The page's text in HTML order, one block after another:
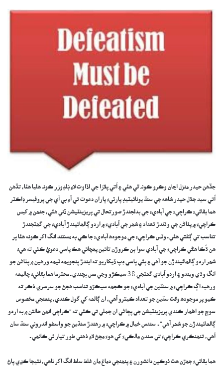
جڏھن حيدر منزل اڃان وڪرو ڪونہ ٿي ھئي ۽ اُتي پلازا جي اڏاوت لاءِ بُلڊوزر ڪونہ ھليا ھئا، تڏھن
اُتي سيد جلال حيدر شاھه جي سنڌ يونائيٽيڊ پارٽيءَ پاران دعوت تي آءِ بي اَي جي پروفيسر ڊاڪٽر
ھما بقائيءَ ڪراچيءَ جي آباديءَ جي بدلجندڙ صورتحال تي پريزينٽيشن ڏني ھئي، جنھن ۾ کيس
ڪراچيءَ ۾ پٺاڻن جي وڌندڙ تعداد ۽ شھر جي آباديءَ ۾ اردو ڳالھائيندڙ آباديءَ جي گھٽجندڙ
تناسب تي ڳڻتي ھئي ـ وٽس ڪراچيءَ جي موجوده آباديءَ جا ڪي به مستند انگ اکر ڪونه ھئا پر
ھن ڌُڪا ھڻي ڪراچيءَ جي آبادي سوا ٻن ڪروڙن تائين پھچائي ھڪ پاسي دعوى ڪئي ته ھيءُ
شھر اردو ڳالھائيندڙن جو آھي ۽ ٻئي پاسي ڊپ ڏيکاريو ته ايندڙ پنجويھه ٽيھه ورھين ۾ پٺاڻن جو
انگ وڌي ويندو ۽ اردو آبادي گھٽجي 38 سيڪڙو وڃي مس بچندي ـ محترما ھما بقائيءَ چاليھه
ورھيه اڳ ڪراچيءَ ۾ سنڌين جي آباديءَ جو ڪجھه سيڪڙو تناسب ھجڻ جو سرسري ذڪر ته
ڪيو پر موجوده وقت سڌين جو تعداد ڪيترو آھي، ان ڳالھه کي گول ڪندي، پنھنجي مخصوص
سوچ جو اظھار ڪندي پريزينٽيشن جي پڄاڻي ان جملي تي ڪئي ته “ڪراچي انھن حالتن ۾ به اردو
ڳالھائيندڙن جو شھر آھي” ـ سندس خيال ۾ ڪراچيءَ ۾ رھندڙ سنڌين جو واسطو اندروني سنڌ سان
آھي، تنھنڪري ڪراچيءَ تي سندن مالڪيءَ کي ھوءَ مڃڻ لاءِ ذھني طور تيار ئي ڪانھي ـ
ھما بقائيءَ جھڙن ھٿ ٺوڪين دانشورن ۽ پنھنجي دماغ مان غلط سلط انگ اکر ٺاھي، نتيجا ڪڍي پاڻ